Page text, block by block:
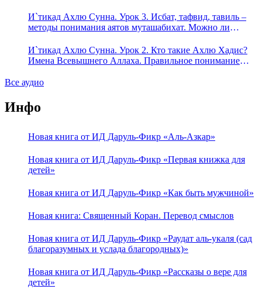
пришло в Коране и Сунне? Концепция ибн Таймийи
И`тикад Ахлю Сунна. Урок 3. Исбат, тафвид, тавиль –
методы понимания аятов муташабихат. Можно ли
означает утверждение сифата «биля кейфа» (без образа)?
И`тикад Ахлю Сунна. Урок 2. Кто такие Ахлю Хадис?
Имена Всевышнего Аллаха. Правильное понимание
Все аудио
Инфо
Новая книга от ИД Даруль-Фикр «Аль-Азкар»
Новая книга от ИД Даруль-Фикр «Первая книжка для
детей»
Новая книга от ИД Даруль-Фикр «Как быть мужчиной»
Новая книга: Священный Коран. Перевод смыслов
Новая книга от ИД Даруль-Фикр «Раудат аль-укаля (cад
благоразумных и услада благородных)»
Новая книга от ИД Даруль-Фикр «Рассказы о вере для
детей»